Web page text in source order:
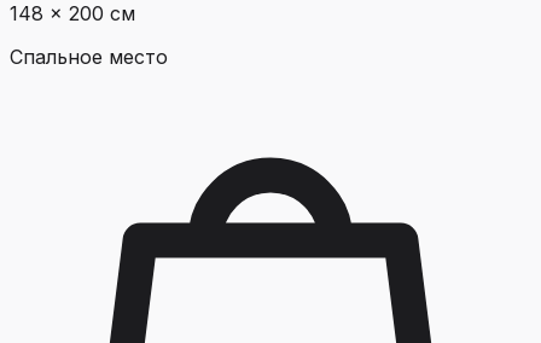
148 × 200 см
Спальное место